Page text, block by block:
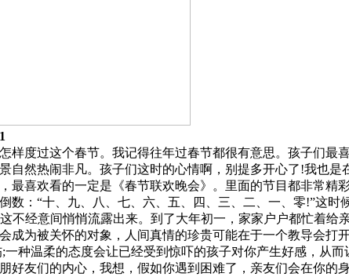
样度过这个春节。我记得往年过春节都很有意思。孩子们最
自然热闹非凡。孩子们这时的心情啊，别提多开心了!我也是
喜欢看的一定是《春节联欢晚会》。里面的节目都非常精
数：“十、九、八、七、六、五、四、三、二、一、零!”这
不经意间悄悄流露出来。到了大年初一，家家户户都忙着给
为被关怀的对象，人间真情的珍贵可能在于一个教导会打
种温柔的态度会让已经受到惊吓的孩子对你产生好感，从而
友们的内心，我想，假如你遇到困难了，亲友们会在你的